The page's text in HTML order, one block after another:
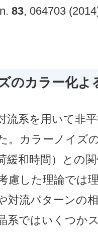
83, 064703
のカラー化よ
流系を用いて非
。カラーノイズ
緩和時間）との
慮した理論では
対流パターンの
系ではいくつか